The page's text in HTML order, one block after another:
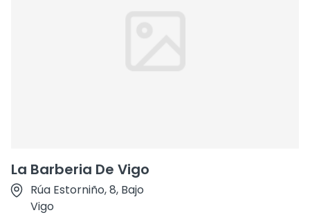
La Barberia De Vigo
Rúa Estorniño, 8, Bajo
Vigo